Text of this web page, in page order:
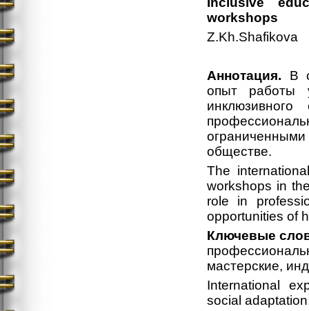
workshops
Z.Kh.Shafikova
Аннотация. В
опыт работы
обществе.
The
workshops in
role in
opportunities of
Ключевые
мастерские,
International
social